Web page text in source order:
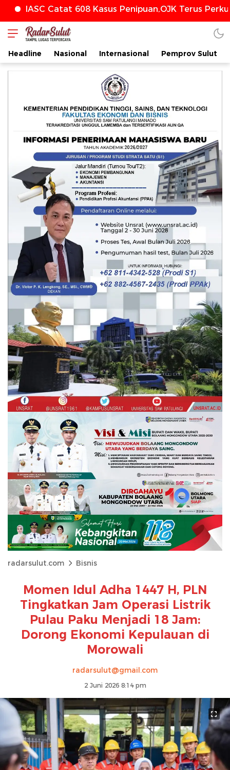
608 Kasus Penipuan,OJK Terus Perkuat
Headline Nasional Internasional Pemprov Sulut
radarsulut.com Bisnis
Momen Idul Adha 1447 H, PLN
Tingkatkan Jam Operasi Listrik
Pulau Paku Menjadi 18 Jam:
Dorong Ekonomi Kepulauan di
Morowali
radarsulut@gmail.com
2 Juni 2026 8:14 pm